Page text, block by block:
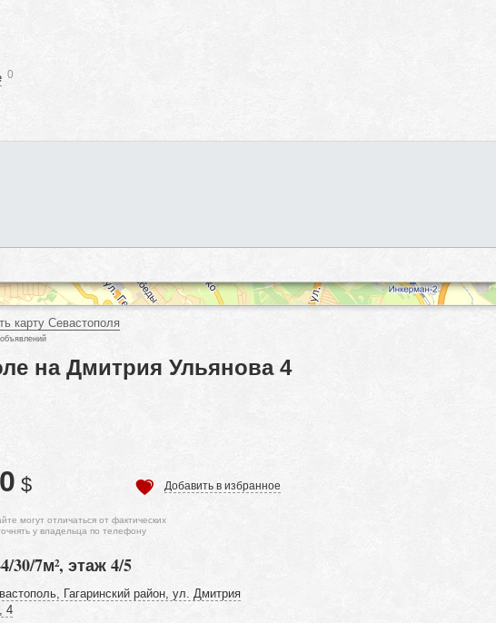
0
карту Севастополя
на Дмитрия Ульянова 4
$ Добавить в избранное
могут отличаться от фактических
у владельца по телефону
30/7м², этаж 4/5
Гагаринский район, ул. Дмитрия
4